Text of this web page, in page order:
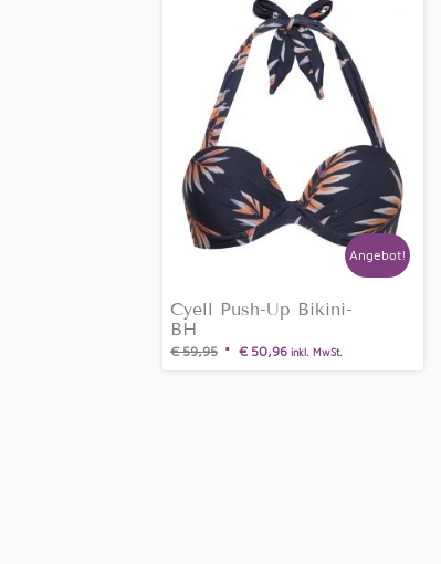
Cyell Push-Up Bikini-
BH
€59,95 €50,96 inkl. MwSt.
Angebot!